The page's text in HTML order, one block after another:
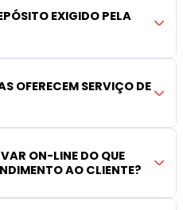
EXIGIDO PELA
OFERECEM SERVIÇO DE
ON-LINE DO QUE
AO CLIENTE?